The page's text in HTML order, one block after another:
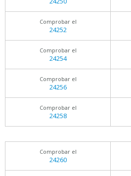
Comprobar el
24252
Comprobar el
24254
Comprobar el
24256
Comprobar el
24258
Comprobar el
24260